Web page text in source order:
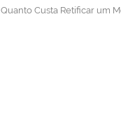
Quanto Custa Retificar um